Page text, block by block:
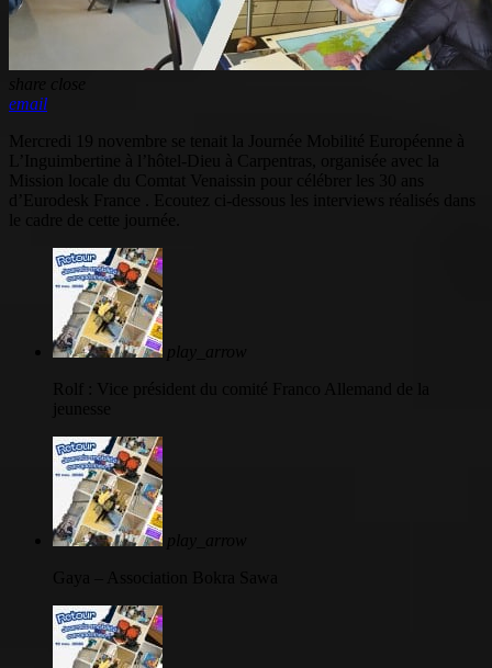
email
Mercredi 19 novembre se tenait la Journée Mobilité Européenne à